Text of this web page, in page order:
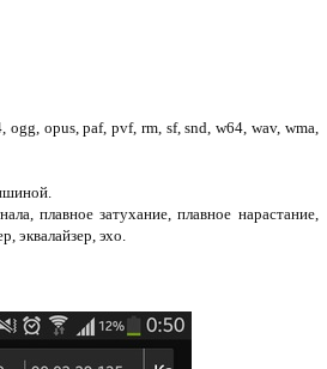
opus, paf, pvf, rm, sf, snd, w64, wav, wma,
плавное затухание, плавное нарастание,
эквалайзер, эхо.